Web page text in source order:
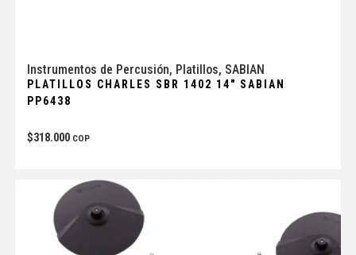
Instrumentos de Percusión, Platillos, SABIAN
PLATILLOS CHARLES SBR 1402 14″ SABIAN
PP6438
$318.000 COP